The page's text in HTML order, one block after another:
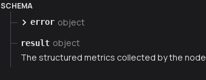
SCHEMA
error object
result object
The structured metrics collected by the node.